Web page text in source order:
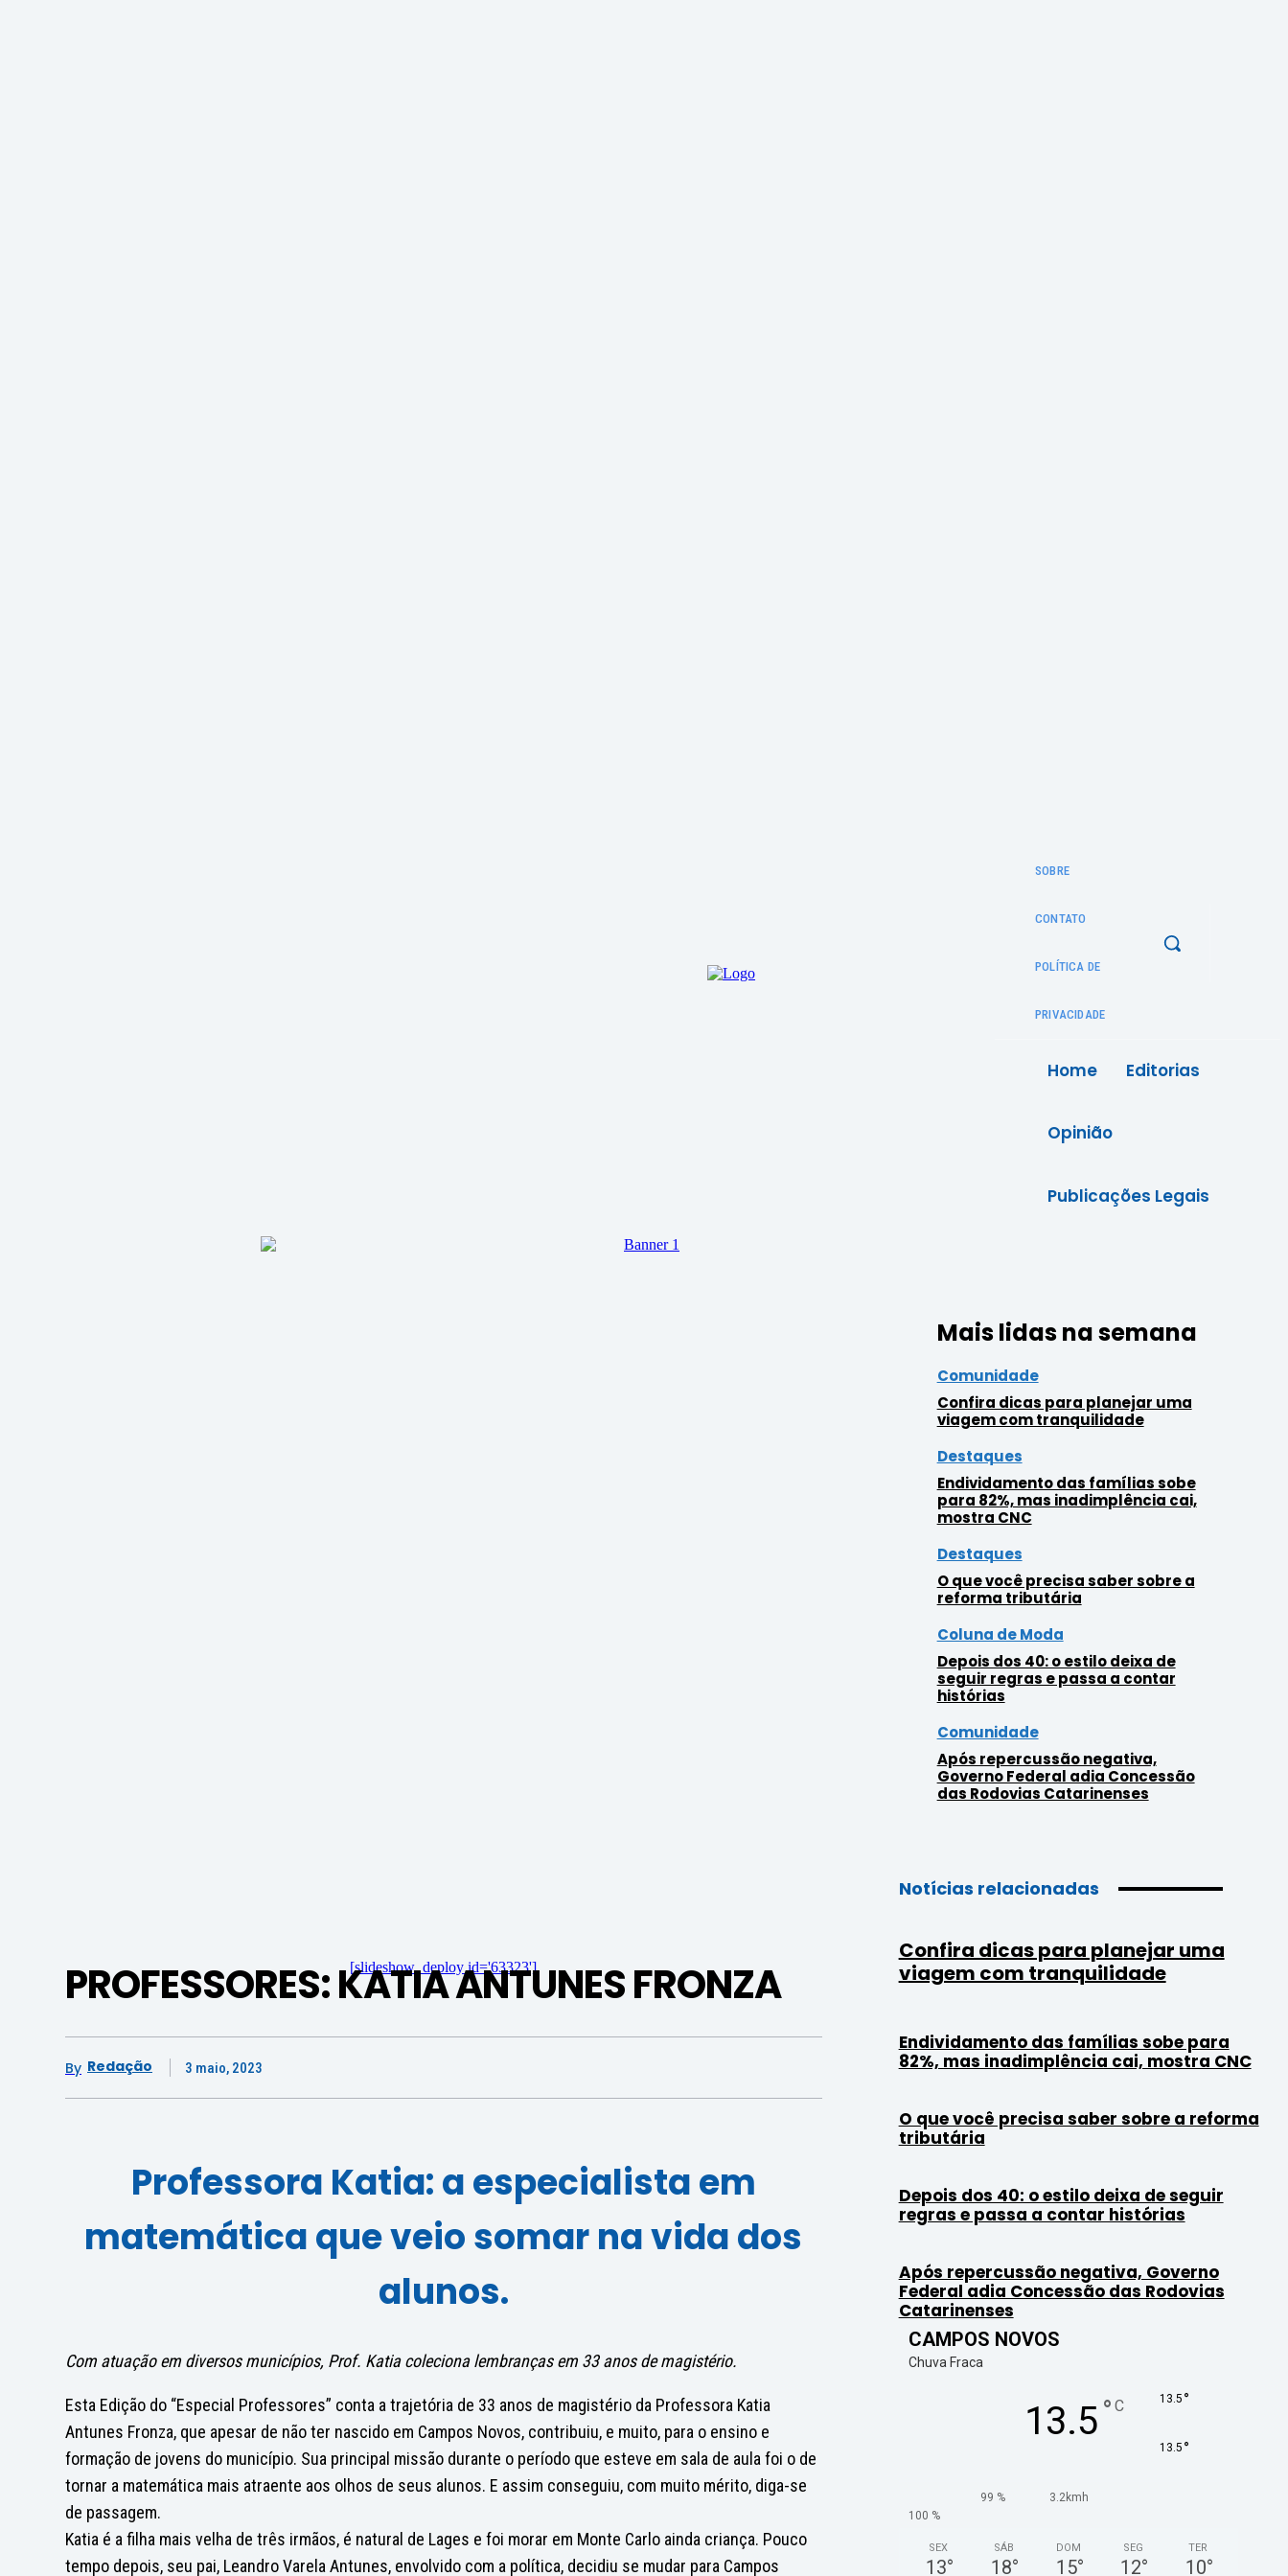
SOBRE
CONTATO
POLÍTICA DE
PRIVACIDADE
Home Editorias
Opinião
Publicações Legais
[slideshow_deploy id='63323']
PROFESSORES: KATIA ANTUNES FRONZA
By Redação 3 maio, 2023
Professora Katia: a especialista em
matemática que veio somar na vida dos
alunos.
Com atuação em diversos municípios, Prof. Katia coleciona lembranças em 33 anos de magistério.
Esta Edição do “Especial Professores” conta a trajetória de 33 anos de magistério da Professora Katia
Antunes Fronza, que apesar de não ter nascido em Campos Novos, contribuiu, e muito, para o ensino e
formação de jovens do município. Sua principal missão durante o período que esteve em sala de aula foi o de
tornar a matemática mais atraente aos olhos de seus alunos. E assim conseguiu, com muito mérito, diga-se
de passagem.
Katia é a filha mais velha de três irmãos, é natural de Lages e foi morar em Monte Carlo ainda criança. Pouco
tempo depois, seu pai, Leandro Varela Antunes, envolvido com a política, decidiu se mudar para Campos
Mais lidas na semana
Comunidade
Confira dicas para planejar uma
viagem com tranquilidade
Destaques
Endividamento das famílias sobe
para 82%, mas inadimplência cai,
mostra CNC
Destaques
O que você precisa saber sobre a
reforma tributária
Coluna de Moda
Depois dos 40: o estilo deixa de
seguir regras e passa a contar
histórias
Comunidade
Após repercussão negativa,
Governo Federal adia Concessão
das Rodovias Catarinenses
Notícias relacionadas
Confira dicas para planejar uma
viagem com tranquilidade
Endividamento das famílias sobe para
82%, mas inadimplência cai, mostra CNC
O que você precisa saber sobre a reforma
tributária
Depois dos 40: o estilo deixa de seguir
regras e passa a contar histórias
Após repercussão negativa, Governo
Federal adia Concessão das Rodovias
Catarinenses
CAMPOS NOVOS
Chuva Fraca
13.5 ° C 13.5 °
13.5 °
99 %
3.2kmh
100 %
SEX
13°
SÁB
18°
DOM
15°
SEG
12°
TER
10°